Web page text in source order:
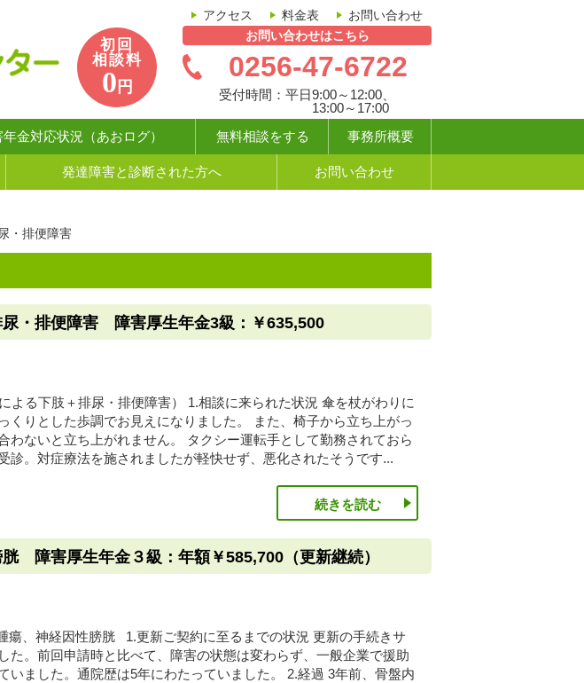
初回
相談料
0 円
アクセス 料金表
お問い合わせ
お問い合わせはこちら
0256-47-6722
受付時間： 平日9:00～12:00、
13:00～17:00
金対応状況（あおログ） 無料相談をする 事務所概要
発達障害と診断された方へ お問い合わせ
・排便障害
・排便障害 障害厚生年金3級：￥635,500
よる下肢＋排尿・排便障害） 1.相談に来られた状況 傘を杖がわりに
くりとした歩調でお見えになりました。 また、椅子から立ち上がっ
わないと立ち上がれません。 タクシー運転手として勤務されておら
診。対症療法を施されましたが軽快せず、悪化されたそうです...
続きを読む
障害厚生年金３級：年額￥585,700（更新継続）
神経因性膀胱 1.更新ご契約に至るまでの状況 更新の手続きサ
た。前回申請時と比べて、障害の状態は変わらず、一般企業で援助
いました。通院歴は5年にわたっていました。 2.経過 3年前、骨盤内